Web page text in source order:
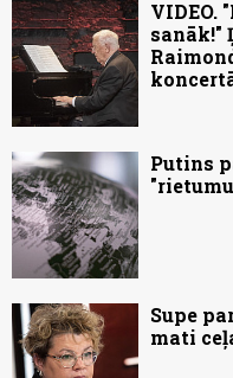
VIDEO.
sanāk!"
Putins
Supe
mati